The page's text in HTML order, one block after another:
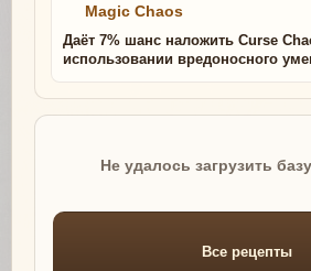
Magic Chaos
Даёт 7% шанс наложить Curse
использовании вредоносного
Не удалось загрузить
Все рецепты